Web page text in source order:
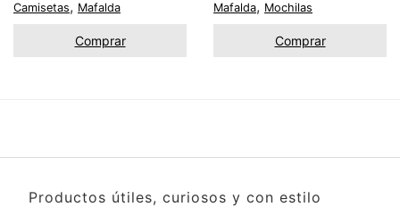
Camisetas, Mafalda
Comprar
Mafalda, Mochilas
Comprar
Productos útiles, curiosos y con estilo